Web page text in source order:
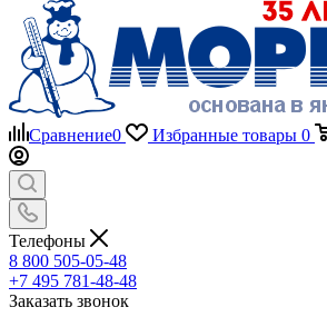
Сравнение0 Избранные товары 0
Телефоны
8 800 505-05-48
+7 495 781-48-48
Заказать звонок